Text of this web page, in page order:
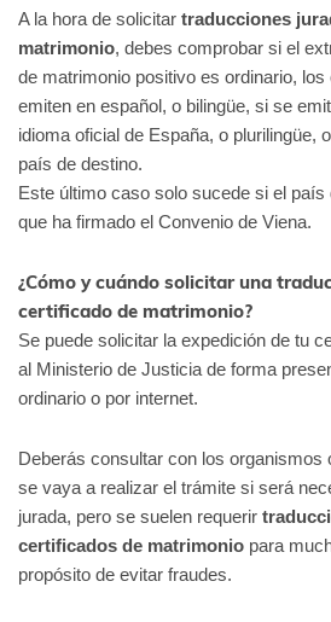
A la hora de solicitar traducciones
matrimonio, debes comprobar si el
de matrimonio positivo es ordinario,
emiten en español, o bilingüe, si se
idioma oficial de España, o plurilingüe,
país de destino.
Este último caso solo sucede si el país
que ha firmado el Convenio de Viena.
¿Cómo y cuándo solicitar una
certificado de matrimonio?
Se puede solicitar la expedición de tu
al Ministerio de Justicia de forma
ordinario o por internet.
Deberás consultar con los organismos
se vaya a realizar el trámite si será
jurada, pero se suelen requerir
certificados de matrimonio para
propósito de evitar fraudes.